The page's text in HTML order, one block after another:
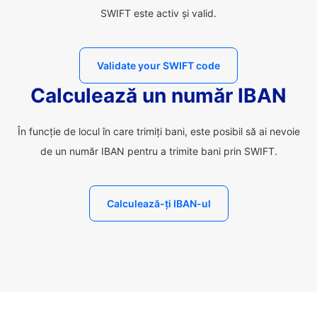
SWIFT este activ și valid.
Validate your SWIFT code
Calculează un număr IBAN
În funcție de locul în care trimiți bani, este posibil să ai nevoie
de un număr IBAN pentru a trimite bani prin SWIFT.
Calculează-ți IBAN-ul